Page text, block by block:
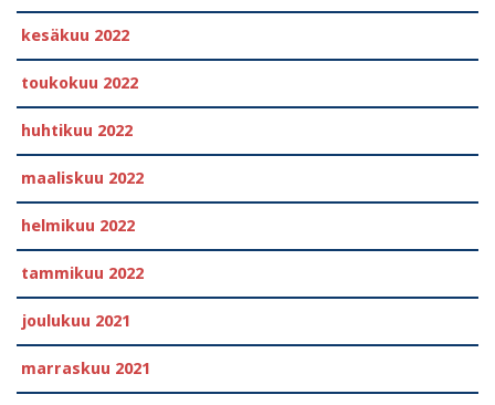
kesäkuu 2022
toukokuu 2022
huhtikuu 2022
maaliskuu 2022
helmikuu 2022
tammikuu 2022
joulukuu 2021
marraskuu 2021